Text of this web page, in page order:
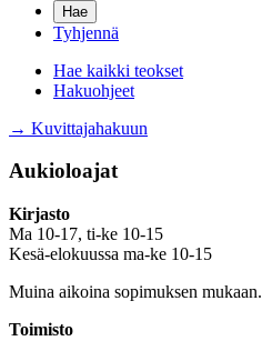
Tyhjennä
Hae kaikki teokset
Hakuohjeet
→ Kuvittajahakuun
Aukioloajat
Kirjasto
Ma 10-17, ti-ke 10-15
Kesä-elokuussa ma-ke 10-15
Muina aikoina sopimuksen mukaan.
Toimisto